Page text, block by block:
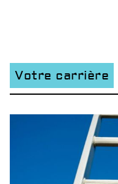
Votre carrière